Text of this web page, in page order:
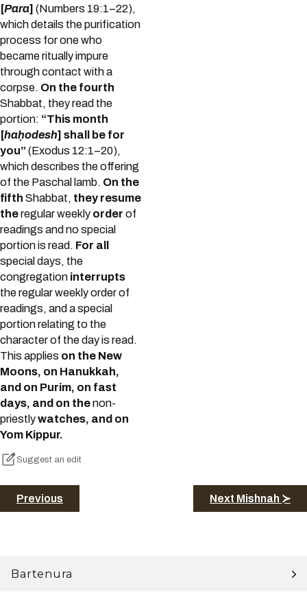
[Para] (Numbers 19:1–22),
which details the purification
process for one who
became ritually impure
through contact with a
corpse. On the fourth
Shabbat, they read the
portion: “This month
[haḥodesh] shall be for
you” (Exodus 12:1–20),
which describes the offering
of the Paschal lamb. On the
fifth Shabbat, they resume
theregular weekly order of
readings and no special
portion is read. For all
special days, the
congregation interrupts
the regular weekly order of
readings, and a special
portion relating to the
character of the day is read.
This applies on the New
Moons, on Hanukkah,
and on Purim, on fast
days, and on thenon-
priestlywatches, and on
Yom Kippur.
Suggest an edit
Previous Next Mishnah ≻
Bartenura